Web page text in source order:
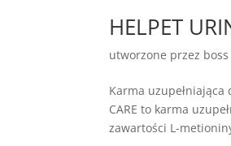
HELPET
utworzone przez boss
Karma uzupełniająca
CARE to karma
zawartości L-